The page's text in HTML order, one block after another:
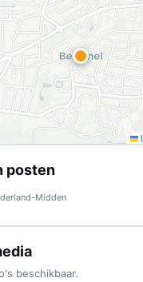
posten
Midden
beschikbaar.